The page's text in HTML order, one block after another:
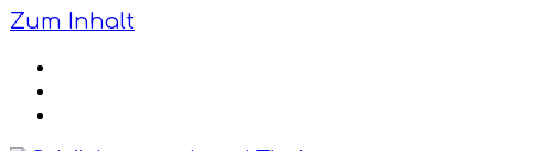
Zum Inhalt